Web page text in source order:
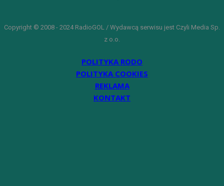
Copyright © 2008 - 2024 RadioGOL / Wydawcą serwisu jest Czyli Media Sp.
z o.o.
POLITYKA RODO
POLITYKA COOKIES
REKLAMA
KONTAKT